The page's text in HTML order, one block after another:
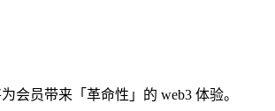
会员带来「革命性」的 web3 体验。